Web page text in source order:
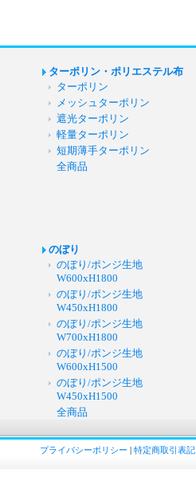
ターポリン・ポリエステル布
ターポリン
メッシュターポリン
遮光ターポリン
軽量ターポリン
短期薄手ターポリン
全商品
のぼり
のぼり/ポンジ生地
W600xH1800
のぼり/ポンジ生地
W450xH1800
のぼり/ポンジ生地
W700xH1800
のぼり/ポンジ生地
W600xH1500
のぼり/ポンジ生地
W450xH1500
全商品
プライバシーポリシー | 特定商取引表記